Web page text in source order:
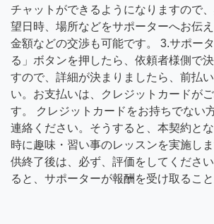
チャットができるようになりますので
望日時、場所などをサポーターへお伝
金額などの交渉も可能です。 3.サポー
る」ボタンを押したら、依頼者様側で
すので、詳細が決まりましたら、前払
い。お支払いは、クレジットカードが
す。 クレジットカードをお持ちでない
連絡ください。そうすると、本契約と
時に趣味・習い事のレッスンを実施し
供終了後は、必ず、評価をしてくださ
ると、サポーターが報酬を受け取ること